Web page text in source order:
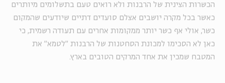
הכשרות הצינית של הרבנות ולא רואים טעם בתשלומים מיותרים
כאשר בכל מקרה יושבים אצלם סועדים דתיים שיודעים שהמקום
כשר, אולי אף כשר יותר ממקומות אחרים עם תעודה רשמית, כי
כאן לא הסכימו למכונת הסחטנות של הרבנות "לטמא" את
המטבח שמכין את אחד המרקים הטובים בארץ.